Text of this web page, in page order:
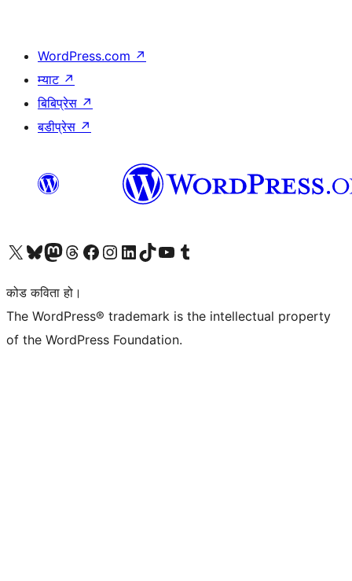
WordPress.com ↗
म्याट ↗
बिबिप्रेस ↗
बडीप्रेस ↗
हाम्रो X (पहिले ट्विटर) खातामा जानुहोस्
हाम्रो Bluesky खाता भ्रमण गर्नुहोस्
हाम्रो म्यास्टोडन खाता भ्रमण गर्नुहोस्
हाम्रो थ्रेड्स खातामा जानुहोस्
हाम्रो फेसबुक पेजमा जानुहोस्
हाम्रो इन्स्टाग्राम खातामा जानुहोस्
हाम्रो लिङ्क्डइन खातामा जानुहोस्
हाम्रो TikTok खाता भ्रमण गर्नुहोस्
हाम्रो युट्युब च्यानलमा जानुहोस्
हाम्रो टम्बलर खाता भ्रमण गर्नुहोस्
कोड कविता हो।
The WordPress® trademark is the intellectual property
of the WordPress Foundation.